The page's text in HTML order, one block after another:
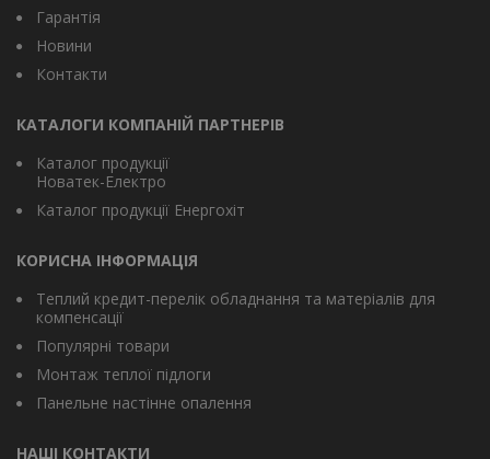
Гарантія
Новини
Контакти
КАТАЛОГИ КОМПАНІЙ ПАРТНЕРІВ
Каталог продукції
Новатек-Електро
Каталог продукції Енергохіт
КОРИСНА ІНФОРМАЦІЯ
Теплий кредит-перелік обладнання та матеріалів для
компенсації
Популярні товари
Монтаж теплої підлоги
Панельне настінне опалення
НАШІ КОНТАКТИ